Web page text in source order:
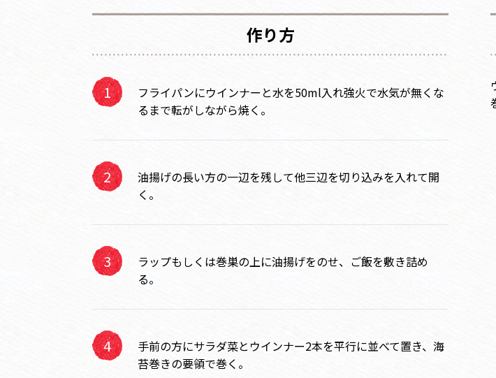
作り方
フライパンにウインナーと水を50ml入れ強火で水気が無くな
るまで転がしながら焼く。
油揚げの長い方の一辺を残して他三辺を切り込みを入れて開
く。
ラップもしくは巻巣の上に油揚げをのせ、ご飯を敷き詰め
る。
手前の方にサラダ菜とウインナー2本を平行に並べて置き、海
苔巻きの要領で巻く。